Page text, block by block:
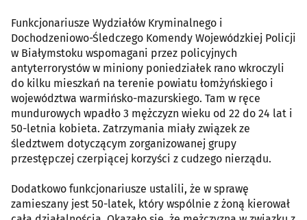
Funkcjonariusze Wydziałów Kryminalnego i
Dochodzeniowo-Śledczego Komendy Wojewódzkiej Policji
w Białymstoku wspomagani przez policyjnych
antyterrorystów w miniony poniedziałek rano wkroczyli
do kilku mieszkań na terenie powiatu łomżyńskiego i
województwa warmińsko-mazurskiego. Tam w ręce
mundurowych wpadło 3 mężczyzn wieku od 22 do 24 lat i
50-letnia kobieta. Zatrzymania miały związek ze
śledztwem dotyczącym zorganizowanej grupy
przestępczej czerpiącej korzyści z cudzego nierządu.
Dodatkowo funkcjonariusze ustalili, że w sprawę
zamieszany jest 50-latek, który wspólnie z żoną kierował